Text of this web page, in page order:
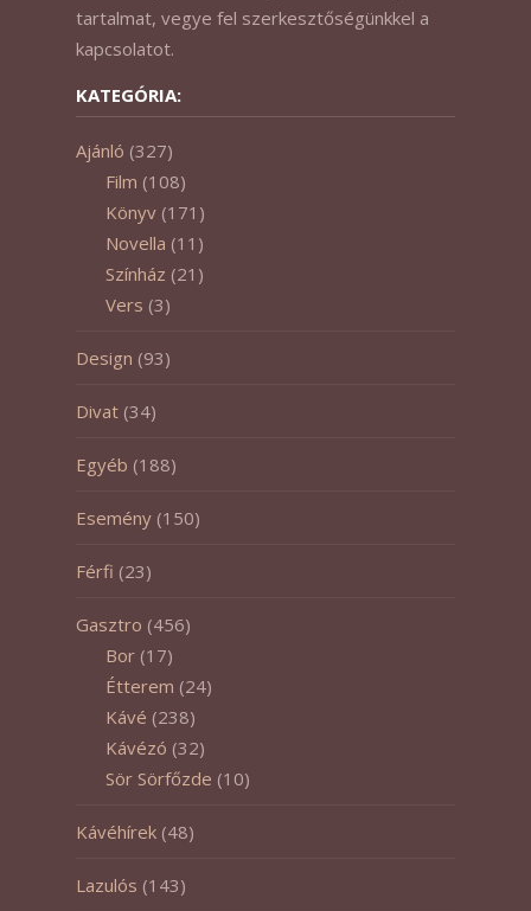
tartalmat, vegye fel szerkesztőségünkkel a
kapcsolatot.
KATEGÓRIA:
Ajánló (327)
Film (108)
Könyv (171)
Novella (11)
Színház (21)
Vers (3)
Design (93)
Divat (34)
Egyéb (188)
Esemény (150)
Férfi (23)
Gasztro (456)
Bor (17)
Étterem (24)
Kávé (238)
Kávézó (32)
Sör Sörfőzde (10)
Kávéhírek (48)
Lazulós (143)